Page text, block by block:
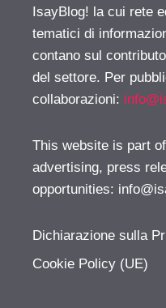
IsayBlog! la cui rete
tematici di
contano sul
del settore. Per
collaborazioni:
This website is part
advertising, press
opportunities:
Dichiarazione sulla
Cookie Policy (UE)